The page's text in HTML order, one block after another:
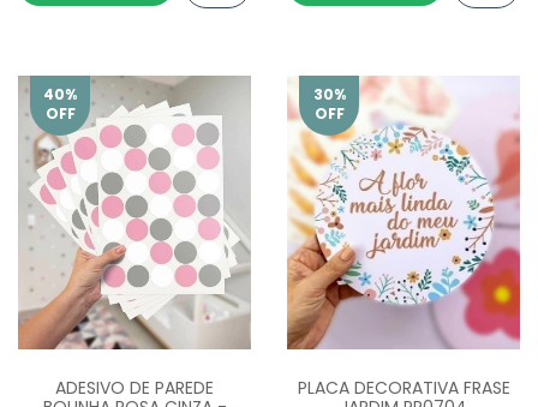
40%
OFF
ADESIVO DE PAREDE
30%
OFF
PLACA DECORATIVA FRASE